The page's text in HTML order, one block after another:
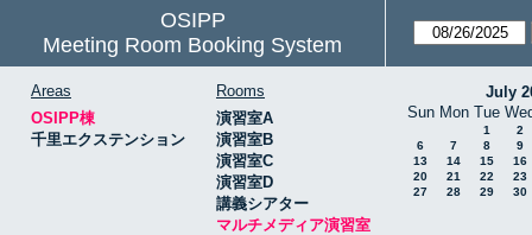
OSIPP
Meeting Room Booking System
Areas
OSIPP棟
千里エクステンション
Rooms
演習室A
演習室B
演習室C
演習室D
講義シアター
マルチメディア演習室
July
Sun Mon Tue
1
2
6
7 8
9
13
14 15
16
20
21 22
23
27
28 29 30